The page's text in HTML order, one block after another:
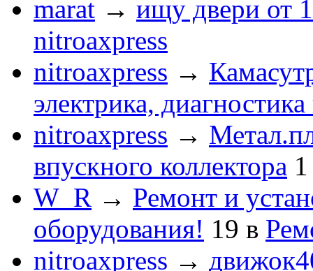
marat → ищу двери от
nitroaxpress
nitroaxpress →
электрика,
nitroaxpress →
впускного коллектора 1
W_R → Ремонт и
оборудования! 19 в
nitroaxpress →